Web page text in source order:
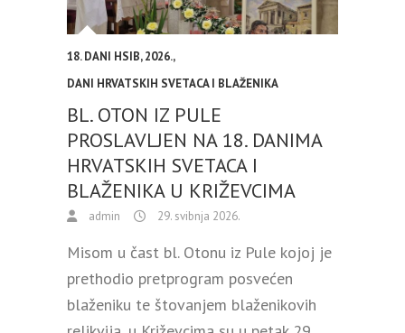
18. DANI HSIB,2026.,
DANI HRVATSKIH SVETACA I BLAŽENIKA
BL. OTON IZ PULE
PROSLAVLJEN NA 18. DANIMA
HRVATSKIH SVETACA I
BLAŽENIKA U KRIŽEVCIMA
admin 29. svibnja 2026.
Misom u čast bl. Otonu iz Pule kojoj je
prethodio pretprogram posvećen
blaženiku te štovanjem blaženikovih